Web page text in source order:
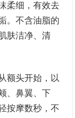
柔细，有效去
。不含油脂的
肤洁净、清
头开始，以
、鼻翼、下
按摩数秒，不